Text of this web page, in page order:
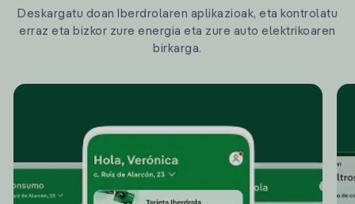
Deskargatu doan Iberdrolaren aplikazioak, eta kontrolatu
erraz eta bizkor zure energia eta zure auto elektrikoaren
birkarga.